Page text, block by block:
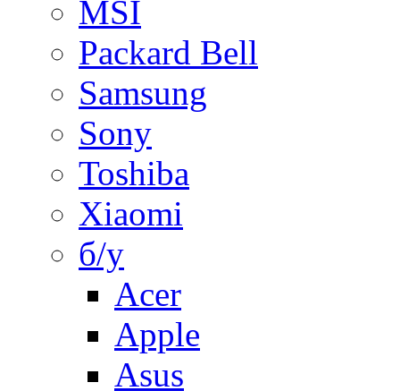
MSI
Packard Bell
Samsung
Sony
Toshiba
Xiaomi
б/у
Acer
Apple
Asus